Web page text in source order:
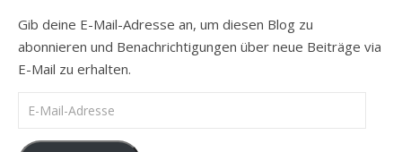
Gib deine E-Mail-Adresse an, um diesen Blog zu
abonnieren und Benachrichtigungen über neue Beiträge via
E-Mail zu erhalten.
E-Mail-Adresse